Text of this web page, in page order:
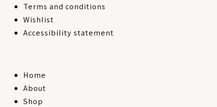
Terms and conditions
Wishlist
Accessibility statement
Home
About
Shop